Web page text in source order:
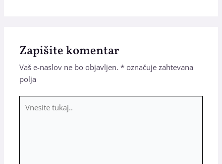
Zapišite komentar
Vaš e-naslov ne bo objavljen. * označuje zahtevana
polja
tukaj..